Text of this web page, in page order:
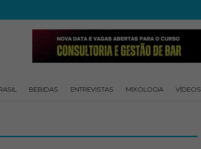
BEBIDAS ENTREVISTAS MIXOLOGIA VÍDEOS